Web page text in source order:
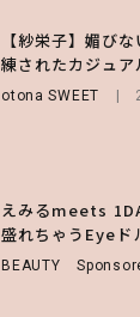
【紗栄子】媚び
練されたカジュ
otona SWEET
えみるmeets
盛れちゃうEyeド
BEAUTY
【齋藤飛鳥】人
くりくるし、す
ットの様子を独
ENTERTAINMENT
【森香澄】理想
キープの秘訣や夏
ビュー！
ENTERTAINMENT
【夏ヘアのくず
月直伝♡ ドライ
を使ったプロ級
【ハローキティ
第1弾の気になる
チェック！